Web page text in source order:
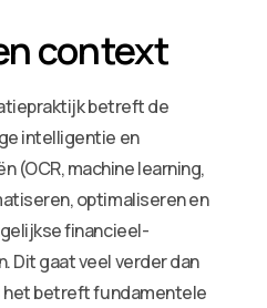
context
betreft de
intelligentie en
(OCR, machine learning,
optimaliseren en
financieel-
Dit gaat veel verder dan
betreft fundamentele